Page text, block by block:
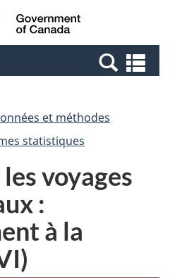
Passer
au
Passer
à
Canada
et
et méthodes
statistiques
voyages
:
à la